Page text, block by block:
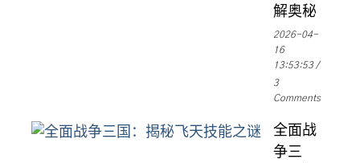
解奥秘
2026-04-
16
13:53:53
3
Comments
全面战
争三